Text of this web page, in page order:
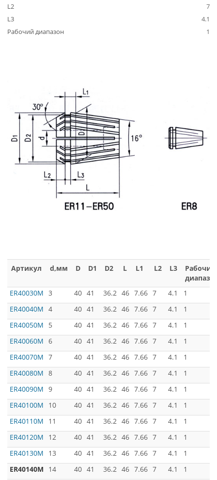
L2
7
L3
4.1
Рабочий диапазон
1
Артикул d,мм D D1 D2 L L1 L2 L3
Рабочий
ER40030M 3 40 41 36.2 46 7.66 7 4.1
1
ER40040M 4 40 41 36.2 46 7.66 7 4.1
1
ER40050M
5 40 41 36.2 46 7.66 7 4.1
1
ER40060M 6 40 41 36.2 46 7.66 7 4.1
1
ER40070M 7 40 41 36.2 46 7.66 7 4.1
1
ER40080M 8 40 41 36.2 46 7.66 7 4.1
1
ER40090M 9 40 41 36.2 46 7.66 7 4.1
1
ER40100M
10 40 41 36.2 46 7.66 7 4.1
1
ER40110M
11 40 41 36.2 46 7.66 7 4.1
1
ER40120M
12 40 41 36.2 46 7.66 7 4.1
1
ER40130M
13 40 41 36.2 46 7.66 7 4.1
1
ER40140M
14 40 41 36.2 46 7.66 7 4.1
1